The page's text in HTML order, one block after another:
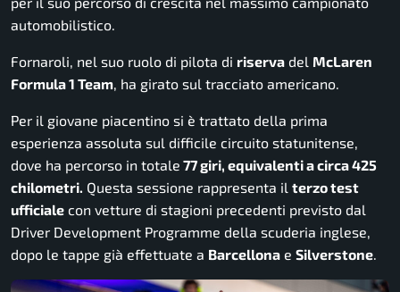
automobilistico.
Fornaroli, nel suo ruolo di pilota di riserva del McLaren
Formula 1 Team , ha girato sul tracciato americano.
Per il giovane piacentino si è trattato della prima
esperienza assoluta sul difficile circuito statunitense,
dove ha percorso in totale 77 giri, equivalenti a circa 425
chilometri. Questa sessione rappresenta il terzo test
ufficiale con vetture di stagioni precedenti previsto dal
Driver Development Programme della scuderia inglese,
dopo le tappe già effettuate a Barcellona e Silverstone